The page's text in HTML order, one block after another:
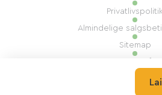
© 2026 Ma Voie Verte Alle
Privatlivspolitik
Almindelige
Sitemap
Udført af: Mill,